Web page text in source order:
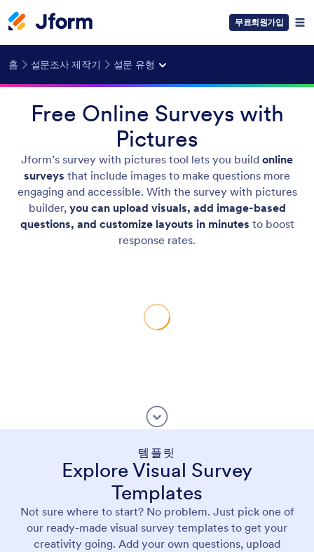
무료회원가입
홈 설문조사 제작기 설문 유형
Free Online Surveys with
Pictures
Jform’s survey with pictures tool lets you build online
surveys that include images to make questions more
engaging and accessible. With the survey with pictures
builder, you can upload visuals, add image-based
questions, and customize layouts in minutes to boost
response rates.
템플릿
Explore Visual Survey
Templates
Not sure where to start? No problem. Just pick one of
our ready-made visual survey templates to get your
creativity going. Add your own questions, upload